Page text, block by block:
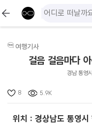
여행기사
걸음 걸음마다
경남 통영시
8 5.9K
위치 : 경상남도 통영시